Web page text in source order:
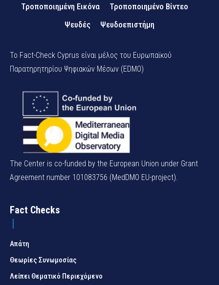
Τροποποιημένη Εικόνα
Τροποποιημένο Βίντεο
Ψευδές
Ψευδοεπιστήμη
Το Fact-Check Cyprus είναι μέλος του Ευρωπαϊκού
Παρατηρητηρίου Ψηφιακών Μέσων (EDMO)
The Center is co-funded by the European Union under Grant
Agreement number 101083756 (MedDMO EU-project).
Fact Checks
Απάτη
Θεωρίες Συνωμοσίας
Λείπει Θεματικό Περιεχόμενο